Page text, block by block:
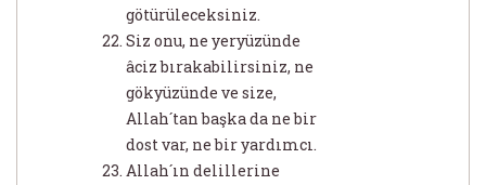
götürüleceksiniz.
Siz onu, ne yeryüzünde
âciz bırakabilirsiniz, ne
gökyüzünde ve size,
Allah´tan başka da ne bir
dost var, ne bir yardımcı.
Allah´ın delillerine